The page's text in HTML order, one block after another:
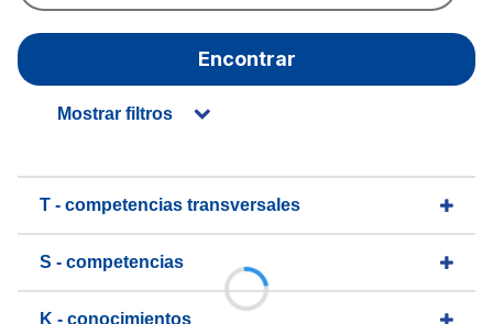
Encontrar
Mostrar filtros
T - competencias transversales
S - competencias
K - conocimientos